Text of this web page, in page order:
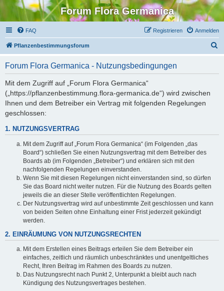
Forum Flora Germanica
FAQ Anmelden
Registrieren
Pflanzenbestimmungsforum
Forum Flora Germanica - Nutzungsbedingungen
Mit dem Zugriff auf „Forum Flora Germanica“
(„https://pflanzenbestimmung.flora-germanica.de“) wird zwischen
Ihnen und dem Betreiber ein Vertrag mit folgenden Regelungen
geschlossen:
1. NUTZUNGSVERTRAG
Mit dem Zugriff auf „Forum Flora Germanica“ (im Folgenden „das
Board“) schließen Sie einen Nutzungsvertrag mit dem Betreiber des
Boards ab (im Folgenden „Betreiber“) und erklären sich mit den
nachfolgenden Regelungen einverstanden.
Wenn Sie mit diesen Regelungen nicht einverstanden sind, so dürfen
Sie das Board nicht weiter nutzen. Für die Nutzung des Boards gelten
jeweils die an dieser Stelle veröffentlichten Regelungen.
Der Nutzungsvertrag wird auf unbestimmte Zeit geschlossen und kann
von beiden Seiten ohne Einhaltung einer Frist jederzeit gekündigt
werden.
2. EINRÄUMUNG VON NUTZUNGSRECHTEN
Mit dem Erstellen eines Beitrags erteilen Sie dem Betreiber ein
einfaches, zeitlich und räumlich unbeschränktes und unentgeltliches
Recht, Ihren Beitrag im Rahmen des Boards zu nutzen.
Das Nutzungsrecht nach Punkt 2, Unterpunkt a bleibt auch nach
Kündigung des Nutzungsvertrages bestehen.